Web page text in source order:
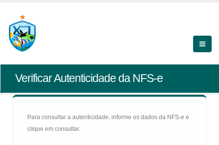
Verificar Autenticidade da NFS-e
Para consultar a autenticidade, informe os dados da NFS-e e
clique em consultar.